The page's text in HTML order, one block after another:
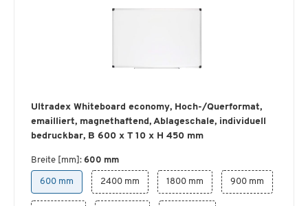
Ultradex Whiteboard economy, Hoch-/Querformat,
emailliert, magnethaftend, Ablageschale, individuell
bedruckbar, B 600 x T 10 x H 450 mm
Breite [mm]: 600 mm
600 mm 2400 mm 1800 mm 900 mm